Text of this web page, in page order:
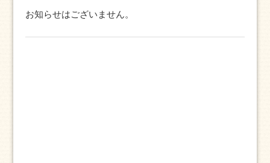
お知らせはございません。